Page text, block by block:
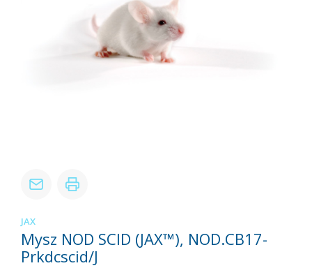
JAX
Mysz NOD SCID (JAX™), NOD.CB17-
Prkdcscid/J